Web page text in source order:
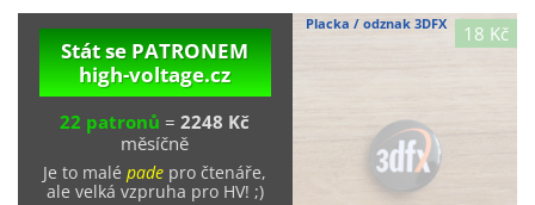
Stát se PATRONEM
high-voltage.cz
22 patronů =2248 Kč
měsíčně
Je to malépade pro čtenáře,
ale velká vzpruha pro HV! ;)
18 Kč
Placka / odznak 3DFX